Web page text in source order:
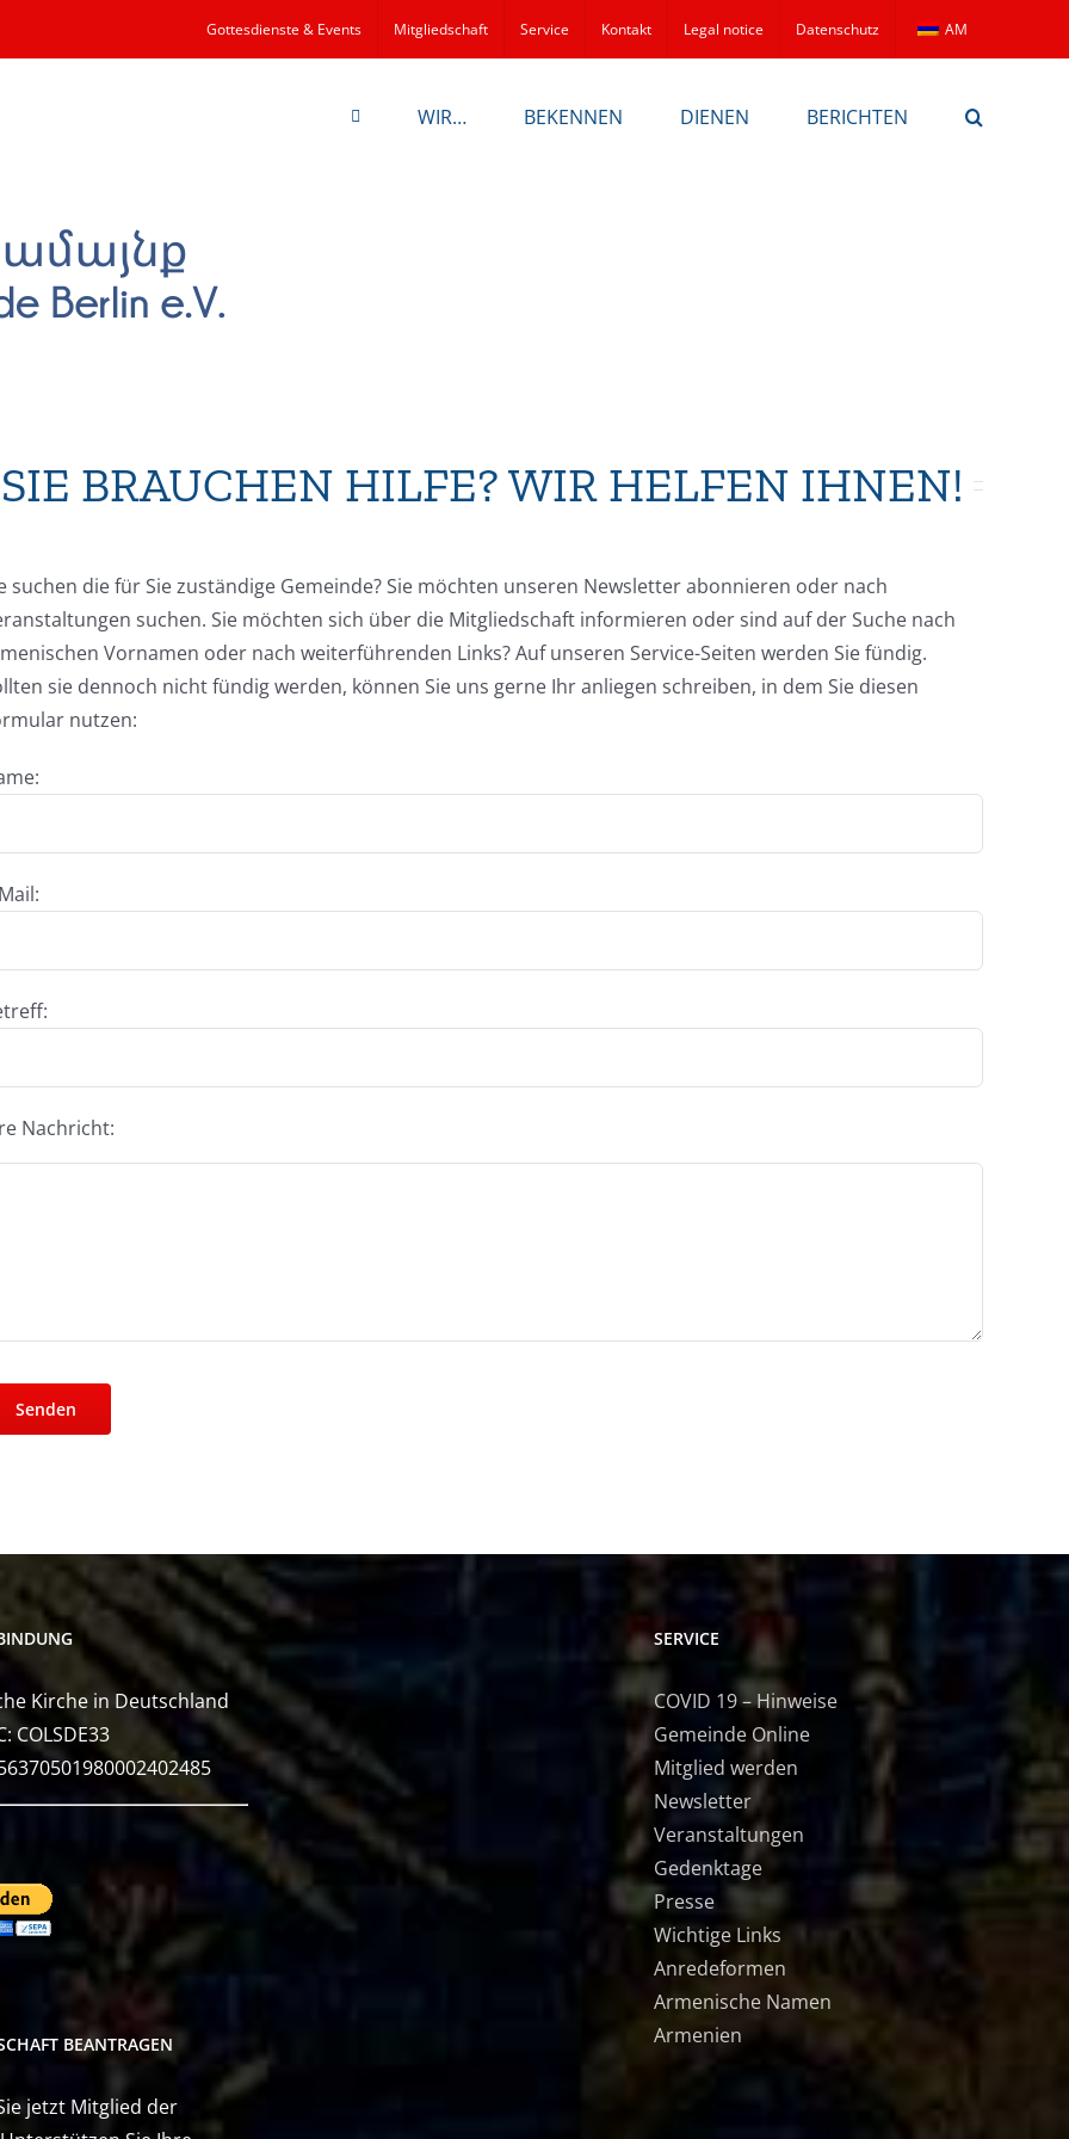
Gottesdienste & Events Mitgliedschaft Service Kontakt Legal notice Datenschutz AM
WIR… BEKENNEN DIENEN BERICHTEN
SIE BRAUCHEN HILFE? WIR HELFEN IHNEN!
suchen die für Sie zuständige Gemeinde? Sie möchten unseren Newsletter abonnieren oder nach
suchen. Sie möchten sich über die Mitgliedschaft informieren oder sind auf der Suche nach
Vornamen oder nach weiterführenden Links? Auf unseren Service-Seiten werden Sie fündig.
sie dennoch nicht fündig werden, können Sie uns gerne Ihr anliegen schreiben, in dem Sie diesen
nutzen:
Nachricht:
Kirche in Deutschland
COLSDE33
BEANTRAGEN
jetzt Mitglied der
SERVICE
COVID 19 – Hinweise
Gemeinde Online
Mitglied werden
Newsletter
Veranstaltungen
Gedenktage
Presse
Wichtige Links
Anredeformen
Armenische Namen
Armenien